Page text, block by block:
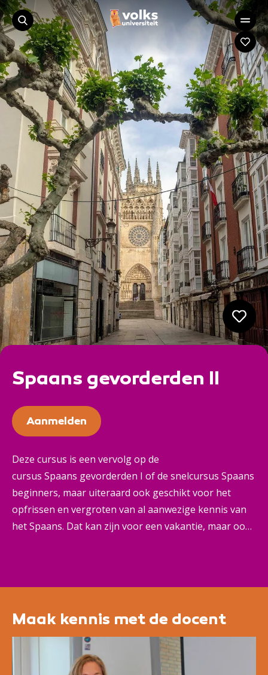
Spaans gevorderden II
Aanmelden
Deze cursus is een vervolg op de
cursus Spaans gevorderden I of de snelcursus Spaans
beginners, maar uiteraard ook geschikt voor het
opfrissen en vergroten van al aanwezige kennis van
het Spaans. Dat kan zijn voor een vakantie, maar ook
Maak kennis met de docent